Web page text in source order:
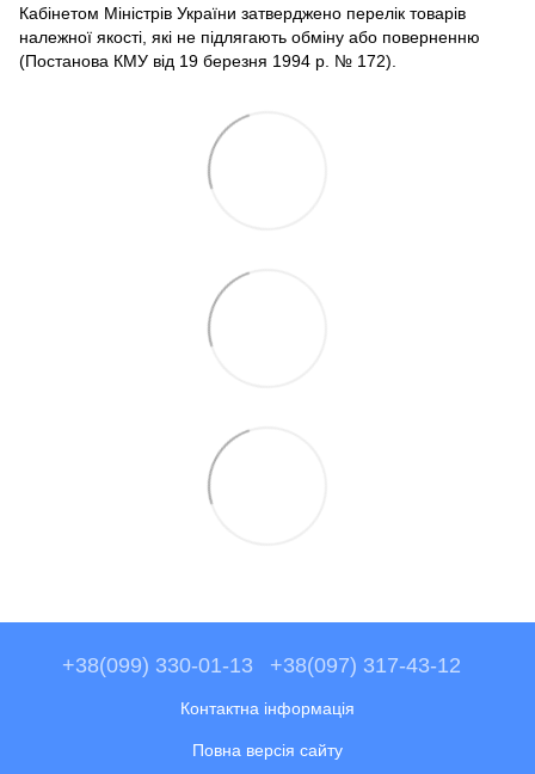
Кабінетом Міністрів України затверджено перелік товарів
належної якості, які не підлягають обміну або поверненню
(Постанова КМУ від 19 березня 1994 р. № 172).
+38(099) 330-01-13 +38(097) 317-43-12
Контактна інформація
Повна версія сайту